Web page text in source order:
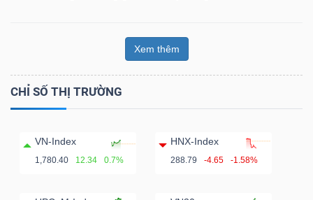
Xem thêm
CHỈ SỐ THỊ TRƯỜNG
VN-Index
1,780.40 12.34 0.7%
HNX-Index
288.79 -4.65 -1.58%